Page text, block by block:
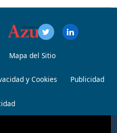
Mapa del Sitio
y Cookies Publicidad